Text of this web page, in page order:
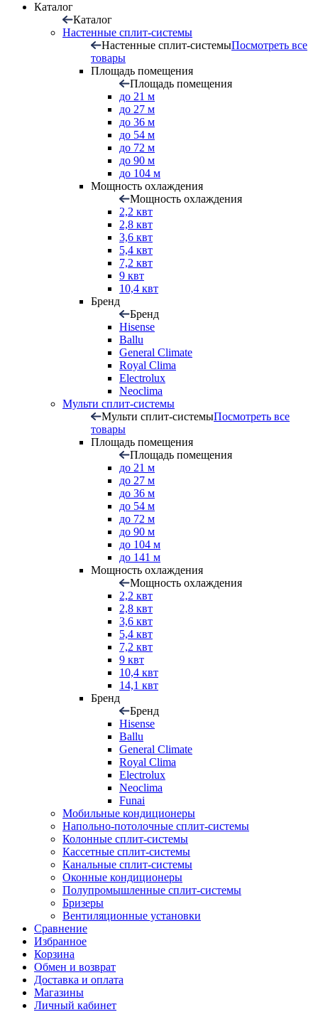
Каталог
Каталог
Настенные сплит-системы
Настенные сплит-системыПосмотреть все
товары
Площадь помещения
Площадь помещения
до 21 м
до 27 м
до 36 м
до 54 м
до 72 м
до 90 м
до 104 м
Мощность охлаждения
Мощность охлаждения
2,2 квт
2,8 квт
3,6 квт
5,4 квт
7,2 квт
9 квт
10,4 квт
Бренд
Бренд
Hisense
Ballu
General Climate
Royal Clima
Electrolux
Neoclima
Мульти сплит-системы
Мульти сплит-системыПосмотреть все
товары
Площадь помещения
Площадь помещения
до 21 м
до 27 м
до 36 м
до 54 м
до 72 м
до 90 м
до 104 м
до 141 м
Мощность охлаждения
Мощность охлаждения
2,2 квт
2,8 квт
3,6 квт
5,4 квт
7,2 квт
9 квт
10,4 квт
14,1 квт
Бренд
Бренд
Hisense
Ballu
General Climate
Royal Clima
Electrolux
Neoclima
Funai
Мобильные кондиционеры
Напольно-потолоч​ные ​сплит-системы
Колонные ​​сплит-системы
Кассетные сплит-системы
Канальные сплит-системы
Оконные кондиционеры
Полупромышленные сплит-системы
Бризеры
Вентиляционные установки
Сравнение
Избранное
Корзина
Обмен и возврат
Доставка и оплата
Магазины
Личный кабинет